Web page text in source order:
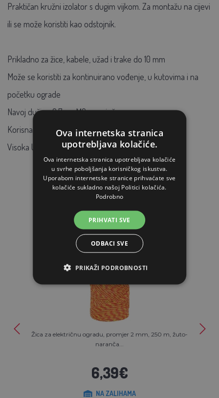
Praktičan kružni izolator s dugim vijkom. Za montažu na cijevi
ili se može koristiti kao odstojnik.
Prikladno za žice, kabele, užad i trake do 10 mm
Može se koristiti za kontinuirano vođenje, u kutovima i na
početku ograde
Navoj dužine 9,7 cm M6 - pocinčan
Korisna duljina niti 7,4 cm
Visoka UV otpornost
POVEZANI ARTIKLI
Žica za električnu ogradu, promjer 2 mm, 250 m, žuto-
naranča...
6,39€
NA ZALIHAMA
Ova internetska stranica
upotrebljava kolačiće.
Ova internetska stranica upotrebljava kolačiće
u svrhe poboljšanja korisničkog iskustva.
Uporabom internetske stranice prihvaćate sve
kolačiće sukladno našoj Politici kolačića.
Podrobno
PRIHVATI SVE
ODBACI SVE
PRIKAŽI PODROBNOSTI